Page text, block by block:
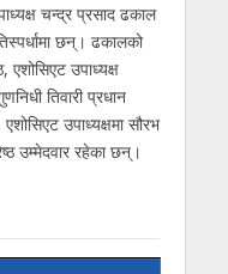
चन्द्र प्रसाद ढकाल
छन्। ढकालको
उपाध्यक्ष
तिवारी प्रधान
उपाध्यक्षमा सौरभ
उम्मेदवार रहेका छन्।